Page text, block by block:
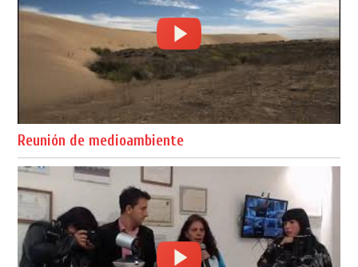
Reunión de medioambiente